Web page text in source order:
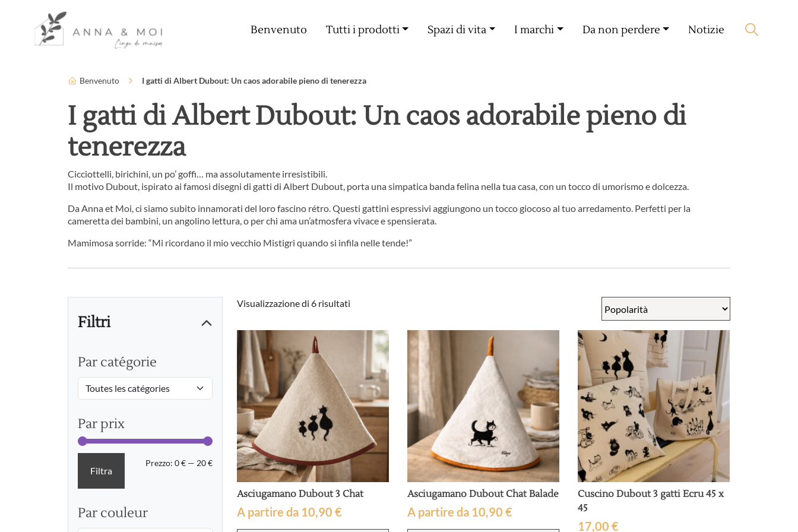
Parametri di accessibilità
Benvenuto Tutti i prodotti Spazi di vita I marchi Da non perdere Notizie
Benvenuto I gatti di Albert Dubout: Un caos adorabile pieno di tenerezza
I gatti di Albert Dubout: Un caos adorabile pieno di
tenerezza
Cicciottelli, birichini, un po’ goffi… ma assolutamente irresistibili.
Il motivo Dubout, ispirato ai famosi disegni di gatti di Albert Dubout, porta una simpatica banda felina nella tua casa, con un tocco di umorismo e dolcezza.
Da Anna et Moi, ci siamo subito innamorati del loro fascino rétro. Questi gattini espressivi aggiungono un tocco giocoso al tuo arredamento. Perfetti per la
cameretta dei bambini, un angolino lettura, o per chi ama un’atmosfera vivace e spensierata.
Mamimosa sorride: “Mi ricordano il mio vecchio Mistigri quando si infila nelle tende!”
Filtri
Par catégorie
Par prix
Prezzo
Prezzo
Filtra
Prezzo: 0 € — 20 €
Par couleur
Visualizzazione di 6 risultati
Asciugamano Dubout 3 Chat
A partire da 10,90 €
Asciugamano Dubout Chat Balade
A partire da 10,90€
Cuscino Dubout 3 gatti Ecru 45 x
45
17,00€